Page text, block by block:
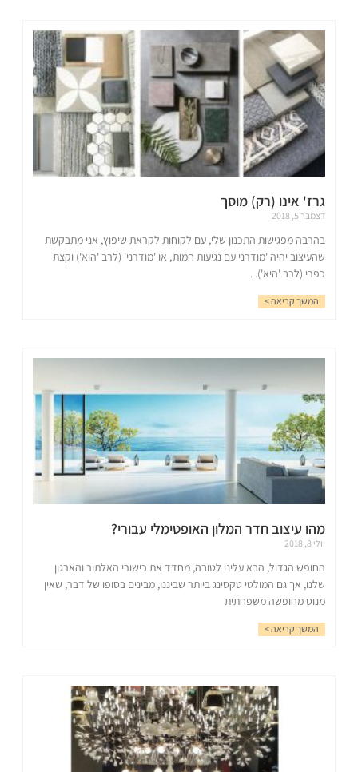
גרז' אינו (רק) מוסך
דצמבר 5, 2018
בהרבה מפגישות התכנון שלי, עם לקוחות לקראת שיפוץ, אני מתבקשת
שהעיצוב יהיה 'מודרני עם נגיעות חמות', או 'מודרני' (לרב 'הוא') וקצת
כפרי (לרב 'היא'). .
המשך קריאה >
מהו עיצוב חדר המלון האופטימלי עבורי?
יולי 8, 2018
החופש הגדול, הבא עלינו לטובה, מחדד את כישורי האלתור והארגון
שלנו, אך גם המולטי טקסינג ביותר שביננו, מבינים בסופו של דבר, שאין
מנוס מחופשה משפחתית
המשך קריאה >